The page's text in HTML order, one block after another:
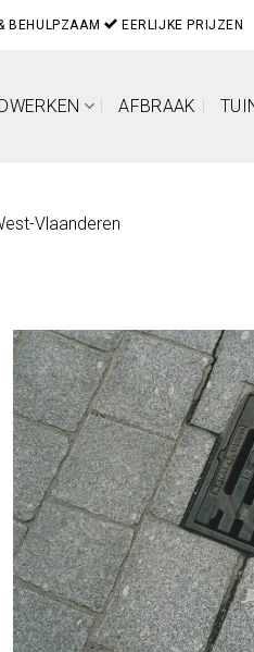
BEHULPZAAM EERLIJKE PRIJZEN
AFBRAAK
Vlaanderen